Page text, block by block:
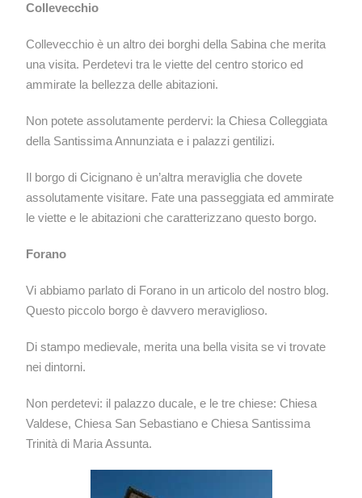
Collevecchio
Collevecchio è un altro dei borghi della Sabina che merita
una visita. Perdetevi tra le viette del centro storico ed
ammirate la bellezza delle abitazioni.
Non potete assolutamente perdervi: la Chiesa Colleggiata
della Santissima Annunziata e i palazzi gentilizi.
Il borgo di Cicignano è un’altra meraviglia che dovete
assolutamente visitare. Fate una passeggiata ed ammirate
le viette e le abitazioni che caratterizzano questo borgo.
Forano
Vi abbiamo parlato di Forano in un articolo del nostro blog.
Questo piccolo borgo è davvero meraviglioso.
Di stampo medievale, merita una bella visita se vi trovate
nei dintorni.
Non perdetevi: il palazzo ducale, e le tre chiese: Chiesa
Valdese, Chiesa San Sebastiano e Chiesa Santissima
Trinità di Maria Assunta.